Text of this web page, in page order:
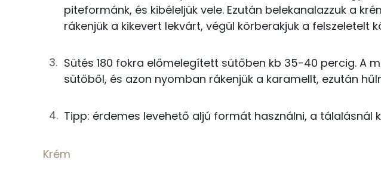
15gcukor
tojás
0g só
11g
Foszfor
Kálcium
Cink
Vas
Nátrium
Riboflavin - B2
Kolin:
Tiamin - B1
C vitamin:
E vitamin:
piteformánk, és kibéleljük vele. Ezután belekanalazzuk a
rákenjük a kikevert lekvárt, végül körberakjuk a felszeletelt
Sütés 180 fokra előmelegített sütőben kb 35-40 percig. A
sütőből, és azon nyomban rákenjük a karamellt, ezután
Tipp: érdemes levehető aljú formát használni, a tálalásnál
Krém